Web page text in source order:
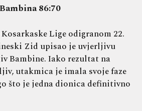
86:70
Lige odigranom 22.
Zid upisao je uvjerljivu
Bambine. Iako rezultat na
utakmica je imala svoje faze
što je jedna dionica definitivno